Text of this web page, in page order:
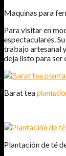
Maquinas para
Para visitar en
espectaculares.
trabajo artesanal
deja listo para ser
Barat tea
Plantación de té